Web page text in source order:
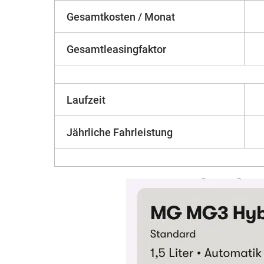
Gesamtkosten / Monat
Gesamtleasingfaktor
Laufzeit
Jährliche Fahrleistung